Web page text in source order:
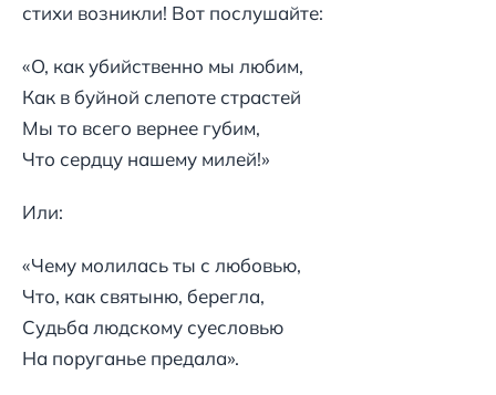
стихи возникли! Вот послушайте:
«О, как убийственно мы любим,
Как в буйной слепоте страстей
Мы то всего вернее губим,
Что сердцу нашему милей!»
Или:
«Чему молилась ты с любовью,
Что, как святыню, берегла,
Судьба людскому суесловью
На поруганье предала».